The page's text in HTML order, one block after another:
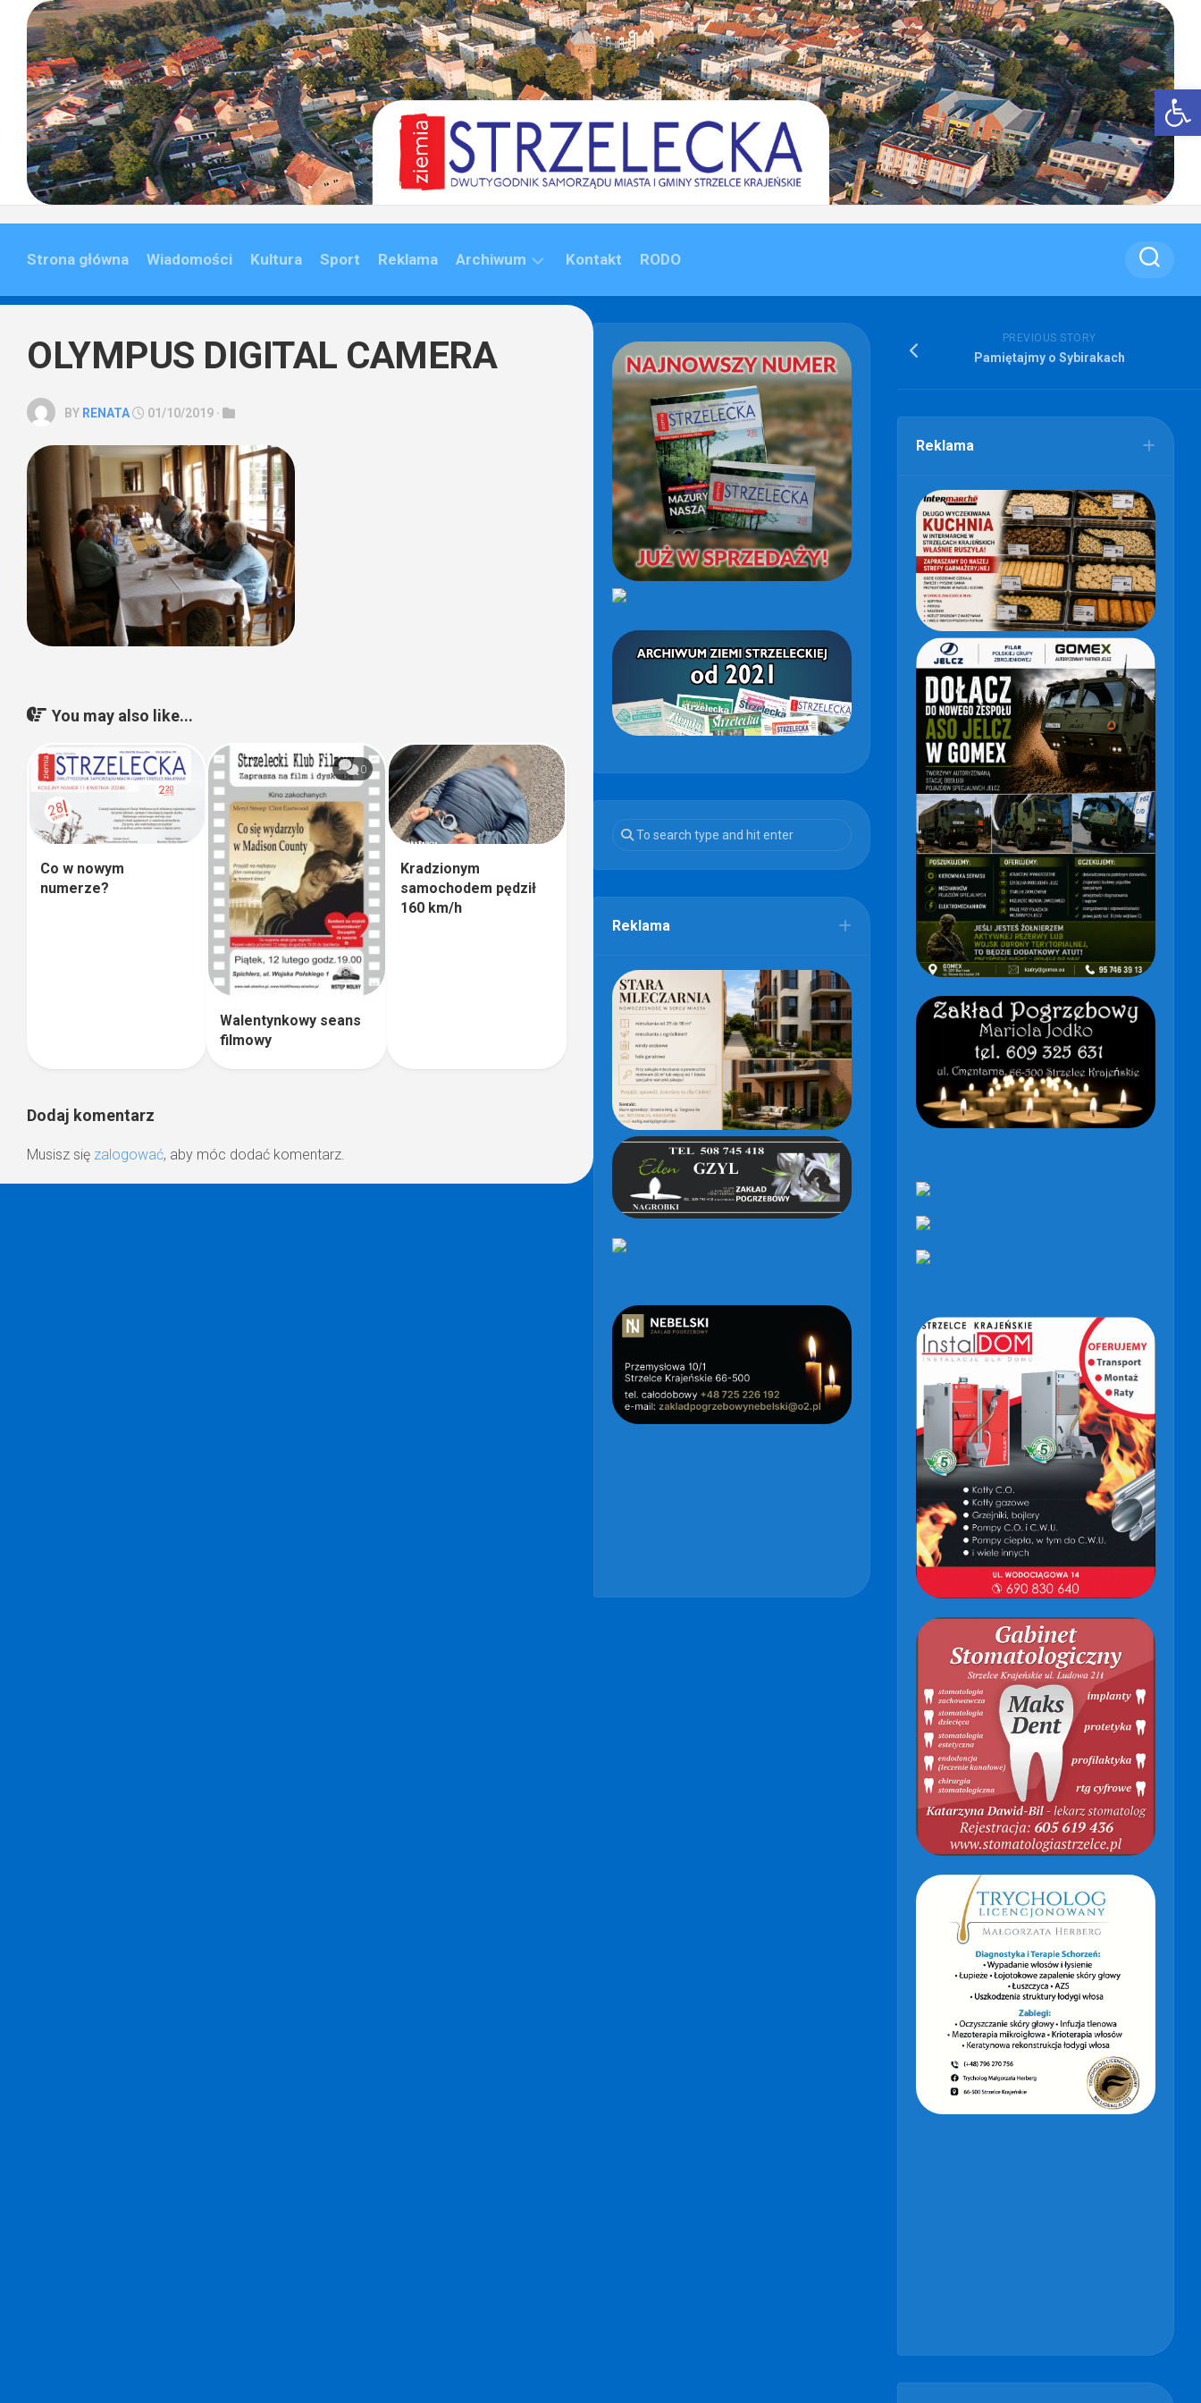
content
Strona główna Wiadomości Kultura Sport Reklama Archiwum
2020)
Kontakt RODO
OLYMPUS DIGITAL CAMERA
BY RENATA 01/10/2019 ·
You may also like...
Co w nowym
numerze?
0
Walentynkowy seans
filmowy
Kradzionym
samochodem pędził
160 km/h
Dodaj komentarz
Musisz się zalogować, aby móc dodać komentarz.
PREVIOUS STORY
Pamiętajmy o Sybirakach
Reklama
Reklama